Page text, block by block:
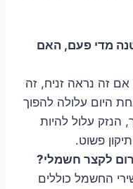
מדי פעם, האם
זה נראה זניח, זה
היום עלולה להפוך
הנזק עלול להיות
פשוט.
לקצר חשמלי?
החשמל כוללים